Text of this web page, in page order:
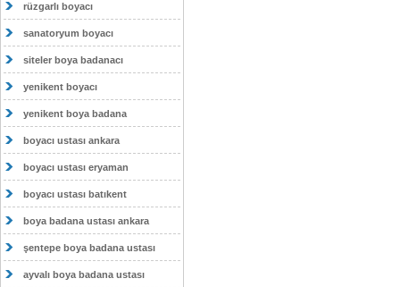
rüzgarlı boyacı
sanatoryum boyacı
siteler boya badanacı
yenikent boyacı
yenikent boya badana
boyacı ustası ankara
boyacı ustası eryaman
boyacı ustası batıkent
boya badana ustası ankara
şentepe boya badana ustası
ayvalı boya badana ustası